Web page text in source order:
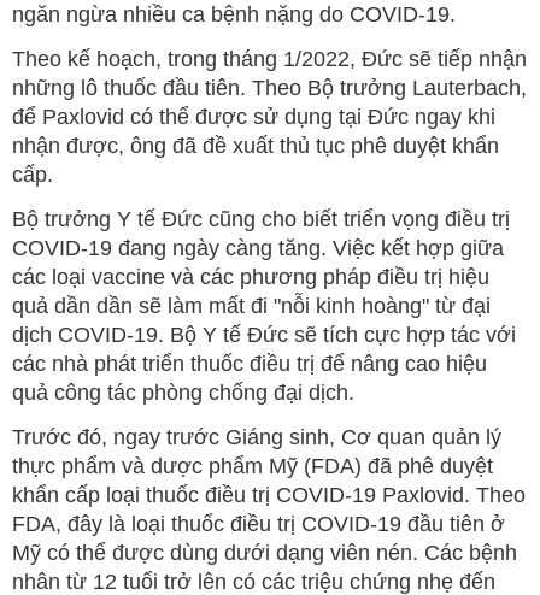
ngăn ngừa nhiều ca bệnh nặng do COVID-19.
Theo kế hoạch, trong tháng 1/2022, Đức sẽ tiếp nhận
những lô thuốc đầu tiên. Theo Bộ trưởng Lauterbach,
để Paxlovid có thể được sử dụng tại Đức ngay khi
nhận được, ông đã đề xuất thủ tục phê duyệt khẩn
cấp.
Bộ trưởng Y tế Đức cũng cho biết triển vọng điều trị
COVID-19 đang ngày càng tăng. Việc kết hợp giữa
các loại vaccine và các phương pháp điều trị hiệu
quả dần dần sẽ làm mất đi "nỗi kinh hoàng" từ đại
dịch COVID-19. Bộ Y tế Đức sẽ tích cực hợp tác với
các nhà phát triển thuốc điều trị để nâng cao hiệu
quả công tác phòng chống đại dịch.
Trước đó, ngay trước Giáng sinh, Cơ quan quản lý
thực phẩm và dược phẩm Mỹ (FDA) đã phê duyệt
khẩn cấp loại thuốc điều trị COVID-19 Paxlovid. Theo
FDA, đây là loại thuốc điều trị COVID-19 đầu tiên ở
Mỹ có thể được dùng dưới dạng viên nén. Các bệnh
nhân từ 12 tuổi trở lên có các triệu chứng nhẹ đến